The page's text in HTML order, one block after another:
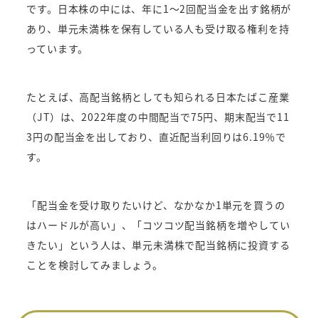
です。日本株の中には、年に1～2回配当金を出す銘柄が
あり、単元未満株を保有している人も受け取る権利を持
っています。
たとえば、高配当銘柄としても知られる日本たばこ産業
（JT）は、2022年度の中間配当で75円、期末配当で11
3円の配当金を出しており、直近配当利回りは6.19％で
す。
「配当金を受け取りたいけど、なかなか1単元を買うの
はハードルが高い」、「コツコツ配当銘柄を増やしてい
きたい」という人は、単元未満株で配当銘柄に投資する
ことを検討してみましょう。